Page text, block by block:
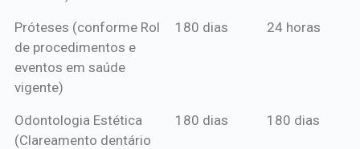
Próteses (conforme Rol
de procedimentos e
eventos em saúde
vigente)
180 dias 24 horas
Odontologia Estética
(Clareamento dentário
180 dias 180 dias